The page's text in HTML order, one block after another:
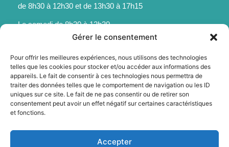
Gérer le consentement
Pour offrir les meilleures expériences, nous utilisons des technologies
telles que les cookies pour stocker et/ou accéder aux informations des
appareils. Le fait de consentir à ces technologies nous permettra de
traiter des données telles que le comportement de navigation ou les ID
uniques sur ce site. Le fait de ne pas consentir ou de retirer son
consentement peut avoir un effet négatif sur certaines caractéristiques
et fonctions.
Accepter
de 8h30 à 12h30 et de 13h30 à 17h15
Le samedi de 8h30 à 12h30
Mentions légales
Politique des cookies
Accessibilité
© 2025 - Sainte-Foy-La-Grande - Propulsé par Utopia